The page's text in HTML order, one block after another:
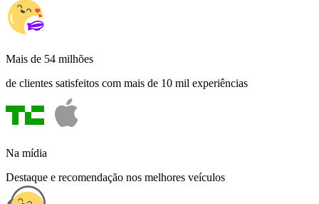
Mais de 54 milhões
de clientes satisfeitos com mais de 10 mil experiências
Na mídia
Destaque e recomendação nos melhores veículos